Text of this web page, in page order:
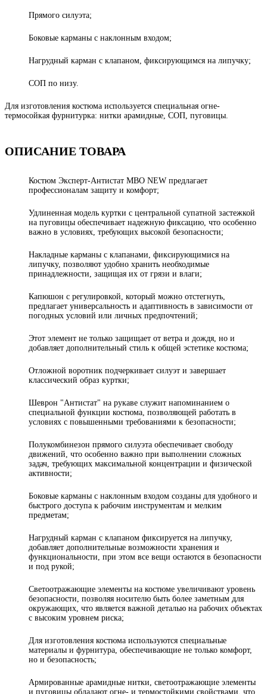
Прямого силуэта;
Боковые карманы с наклонным входом;
Нагрудный карман с клапаном, фиксирующимся на липучку;
СОП по низу.
Для изготовления костюма используется специальная огне-
термосойкая фурнитурка: нитки арамидные, СОП, пуговицы.
ОПИСАНИЕ ТОВАРА
Костюм Эксперт-Антистат МВО NEW предлагает
профессионалам защиту и комфорт;
Удлиненная модель куртки с центральной супатной застежкой
на пуговицы обеспечивает надежную фиксацию, что особенно
важно в условиях, требующих высокой безопасности;
Накладные карманы с клапанами, фиксирующимися на
липучку, позволяют удобно хранить необходимые
принадлежности, защищая их от грязи и влаги;
Капюшон с регулировкой, который можно отстегнуть,
предлагает универсальность и адаптивность в зависимости от
погодных условий или личных предпочтений;
Этот элемент не только защищает от ветра и дождя, но и
добавляет дополнительный стиль к общей эстетике костюма;
Отложной воротник подчеркивает силуэт и завершает
классический образ куртки;
Шеврон "Антистат" на рукаве служит напоминанием о
специальной функции костюма, позволяющей работать в
условиях с повышенными требованиями к безопасности;
Полукомбинезон прямого силуэта обеспечивает свободу
движений, что особенно важно при выполнении сложных
задач, требующих максимальной концентрации и физической
активности;
Боковые карманы с наклонным входом созданы для удобного и
быстрого доступа к рабочим инструментам и мелким
предметам;
Нагрудный карман с клапаном фиксируется на липучку,
добавляет дополнительные возможности хранения и
функциональности, при этом все вещи остаются в безопасности
и под рукой;
Светоотражающие элементы на костюме увеличивают уровень
безопасности, позволяя носителю быть более заметным для
окружающих, что является важной деталью на рабочих объектах
с высоким уровнем риска;
Для изготовления костюма используются специальные
материалы и фурнитура, обеспечивающие не только комфорт,
но и безопасность;
Армированные арамидные нитки, светоотражающие элементы
и пуговицы обладают огне- и термостойкими свойствами, что